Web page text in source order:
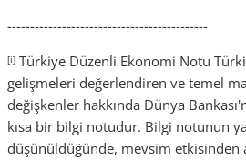
--------------------------------------------
[i] Türkiye Düzenli Ekonomi Notu
gelişmeleri değerlendiren ve temel
değişkenler hakkında Dünya
kısa bir bilgi notudur. Bilgi notunun
düşünüldüğünde, mevsim etkisinden